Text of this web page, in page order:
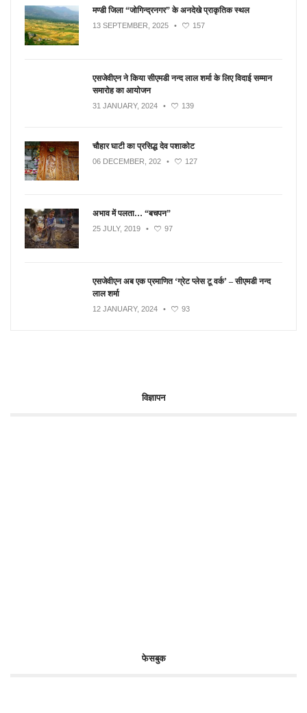
मण्डी जिला “जोगिन्द्रनगर” के अनदेखे प्राकृतिक स्थल
13 SEPTEMBER, 2025 • 157
एसजेवीएन ने किया सीएमडी नन्‍द लाल शर्मा के लिए विदाई सम्मान
समारोह का आयोजन
31 JANUARY, 2024 • 139
चौहार घाटी का प्रसिद्ध देव पशाकोट
06 DECEMBER, 202 • 127
अभाव में पलता… “बचपन”
25 JULY, 2019 • 97
एसजेवीएन अब एक प्रमाणित ‘ग्रेट प्लेस टू वर्क’ – सीएमडी नन्द
लाल शर्मा
12 JANUARY, 2024 • 93
विज्ञापन
फेसबुक